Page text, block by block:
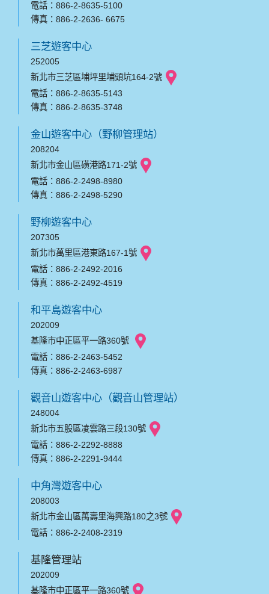
電話：886-2-8635-5100
傳真：886-2-2636- 6675
三芝遊客中心
252005
新北市三芝區埔坪里埔頭坑164-2號
電話：886-2-8635-5143
傳真：886-2-8635-3748
金山遊客中心（野柳管理站）
208204
新北市金山區磺港路171-2號
電話：886-2-2498-8980
傳真：886-2-2498-5290
野柳遊客中心
207305
新北市萬里區港東路167-1號
電話：886-2-2492-2016
傳真：886-2-2492-4519
和平島遊客中心
202009
基隆市中正區平一路360號
電話：886-2-2463-5452
傳真：886-2-2463-6987
觀音山遊客中心（觀音山管理站）
248004
新北市五股區凌雲路三段130號
電話：886-2-2292-8888
傳真：886-2-2291-9444
中角灣遊客中心
208003
新北市金山區萬壽里海興路180之3號
電話：886-2-2408-2319
基隆管理站
202009
基隆市中正區平一路360號